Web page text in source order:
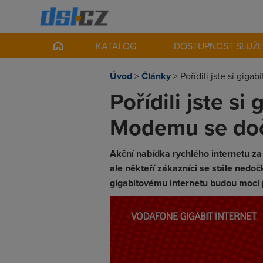
KATALOG DOSTUPNOST
Úvod>Články> Pořídili jste si
Pořídili jste si
Modemu se
Akční nabídka rychlého internetu
ale někteří zákazníci se stále
gigabitovému internetu budou